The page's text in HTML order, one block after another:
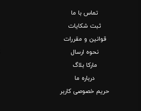
تماس با ما
ثبت شکایات
قوانین و مقررات
نحوه ارسال
مارکا بلاگ
درباره ما
حریم خصوصی کاربر